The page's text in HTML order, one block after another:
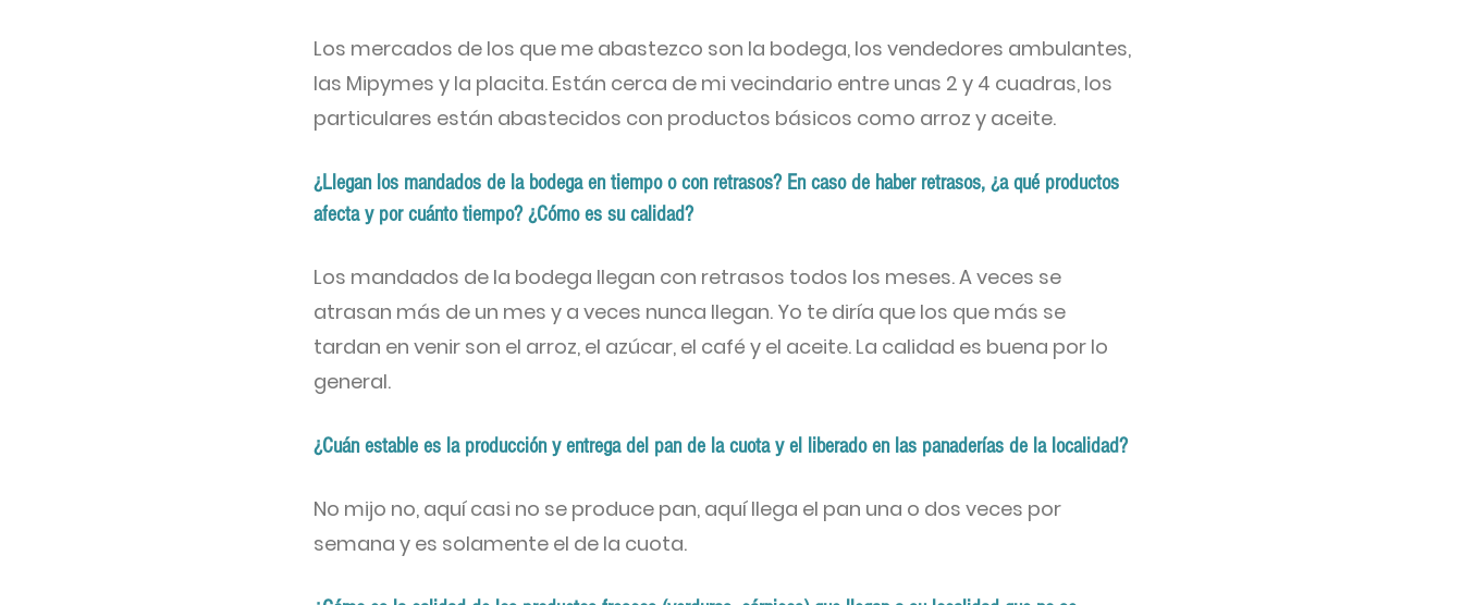
Los mercados de los que me abastezco son la bodega, los vendedores ambulantes,
las Mipymes y la placita. Están cerca de mi vecindario entre unas 2 y 4 cuadras, los
particulares están abastecidos con productos básicos como arroz y aceite.
¿Llegan los mandados de la bodega en tiempo o con retrasos? En caso de haber retrasos, ¿a qué productos
afecta y por cuánto tiempo? ¿Cómo es su calidad?
Los mandados de la bodega llegan con retrasos todos los meses. A veces se
atrasan más de un mes y a veces nunca llegan. Yo te diría que los que más se
tardan en venir son el arroz, el azúcar, el café y el aceite. La calidad es buena por lo
general.
¿Cuán estable es la producción y entrega del pan de la cuota y el liberado en las panaderías de la localidad?
No mijo no, aquí casi no se produce pan, aquí llega el pan una o dos veces por
semana y es solamente el de la cuota.